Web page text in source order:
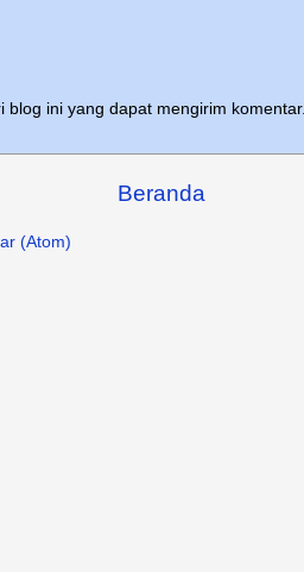
ini yang dapat mengirim komentar.
Beranda
(Atom)